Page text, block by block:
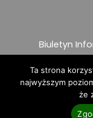
Biuletyn
Deklaracja
Ochrona
Ta strona
najwyższym
że